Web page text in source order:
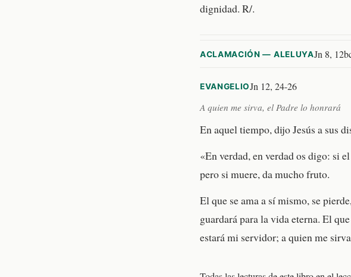
dignidad. R/.
ACLAMACIÓN — ALELUYAJn 8,
EVANGELIOJn 12, 24-26
A quien me sirva, el Padre lo honrará
En aquel tiempo, dijo Jesús a sus
«En verdad, en verdad os digo: si
pero si muere, da mucho fruto.
El que se ama a sí mismo, se
guardará para la vida eterna. El
estará mi servidor; a quien me